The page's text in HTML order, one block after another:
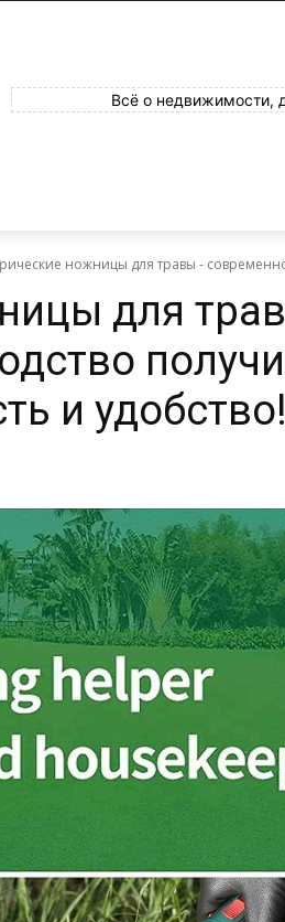
Всё о недвижимости,
ножницы для травы -
для
и удобство!